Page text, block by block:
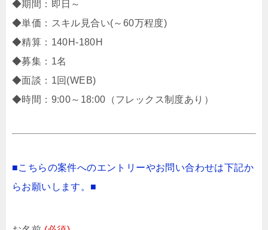
◆期間：即日～
◆単価：スキル見合い(～60万程度)
◆精算：140H-180H
◆募集：1名
◆面談：1回(WEB)
◆時間：9:00～18:00（フレックス制度あり）
■こちらの案件へのエントリーやお問い合わせは下記か
らお願いします。■